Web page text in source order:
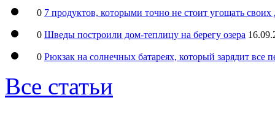
0 7 продуктов, которыми точно не стоит угощать
0 Шведы построили дом-теплицу на берегу озера
0 Рюкзак на солнечных батареях, который зарядит все
Все статьи